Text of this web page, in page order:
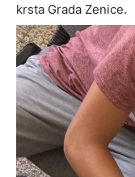
krsta Grada Zenice.